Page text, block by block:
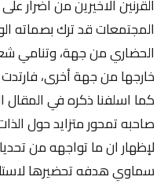
القرنين الاخيرين من اضرار
المجتمعات قد ترك بصماته
الحضاري من جهة، وتنامي
خارجها من جهة أخرى،
كما اسلفنا ذكره في المقال
صاحبه تمحور متزايد حول
لإظهار ان ما تواجهه من
سماوي هدفه تحضيرها